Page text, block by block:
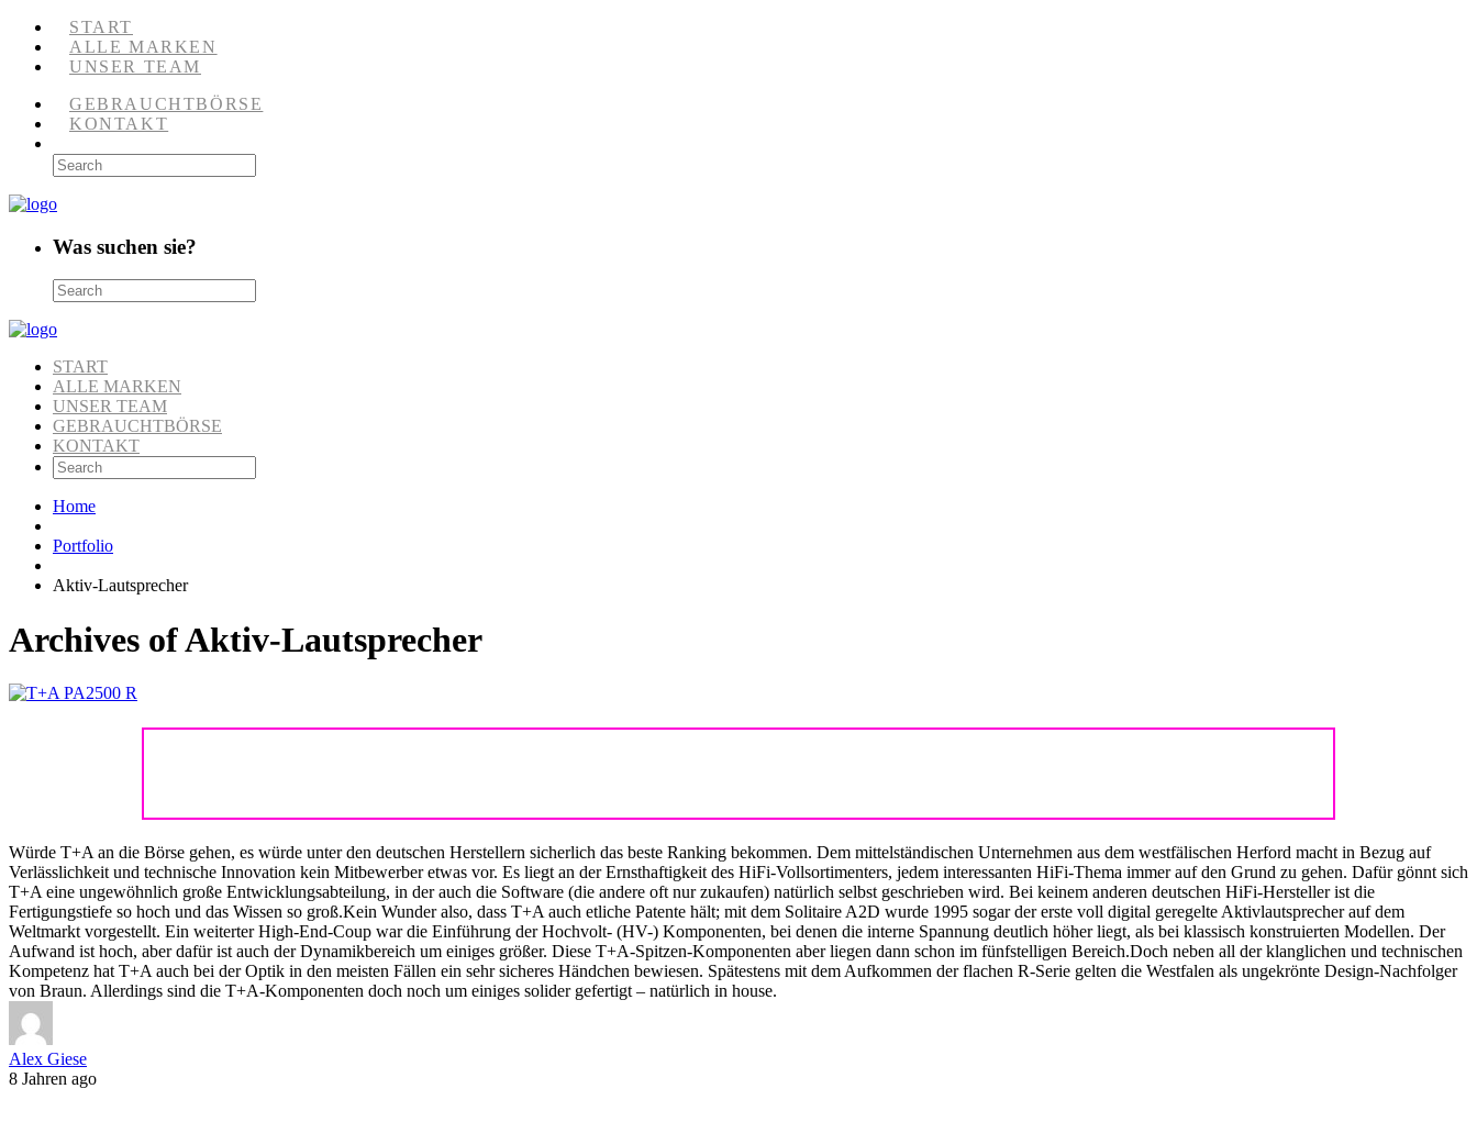
START
ALLE MARKEN
UNSER TEAM
GEBRAUCHTBÖRSE
KONTAKT
Was suchen sie?
START
ALLE MARKEN
UNSER TEAM
GEBRAUCHTBÖRSE
KONTAKT
Home
Portfolio
Aktiv-Lautsprecher
Archives of Aktiv-Lautsprecher
Würde T+A an die Börse gehen, es würde unter den deutschen Herstellern sicherlich das beste Ranking bekommen. Dem mittelständischen Unternehmen aus dem westfälischen Herford macht in Bezug auf
Verlässlichkeit und technische Innovation kein Mitbewerber etwas vor. Es liegt an der Ernsthaftigkeit des HiFi-Vollsortimenters, jedem interessanten HiFi-Thema immer auf den Grund zu gehen. Dafür gönnt sich
T+A eine ungewöhnlich große Entwicklungsabteilung, in der auch die Software (die andere oft nur zukaufen) natürlich selbst geschrieben wird. Bei keinem anderen deutschen HiFi-Hersteller ist die
Fertigungstiefe so hoch und das Wissen so groß.Kein Wunder also, dass T+A auch etliche Patente hält; mit dem Solitaire A2D wurde 1995 sogar der erste voll digital geregelte Aktivlautsprecher auf dem
Weltmarkt vorgestellt. Ein weiterter High-End-Coup war die Einführung der Hochvolt- (HV-) Komponenten, bei denen die interne Spannung deutlich höher liegt, als bei klassisch konstruierten Modellen. Der
Aufwand ist hoch, aber dafür ist auch der Dynamikbereich um einiges größer. Diese T+A-Spitzen-Komponenten aber liegen dann schon im fünfstelligen Bereich.Doch neben all der klanglichen und technischen
Kompetenz hat T+A auch bei der Optik in den meisten Fällen ein sehr sicheres Händchen bewiesen. Spätestens mit dem Aufkommen der flachen R-Serie gelten die Westfalen als ungekrönte Design-Nachfolger
von Braun. Allerdings sind die T+A-Komponenten doch noch um einiges solider gefertigt – natürlich in house.
Alex Giese
8 Jahren ago